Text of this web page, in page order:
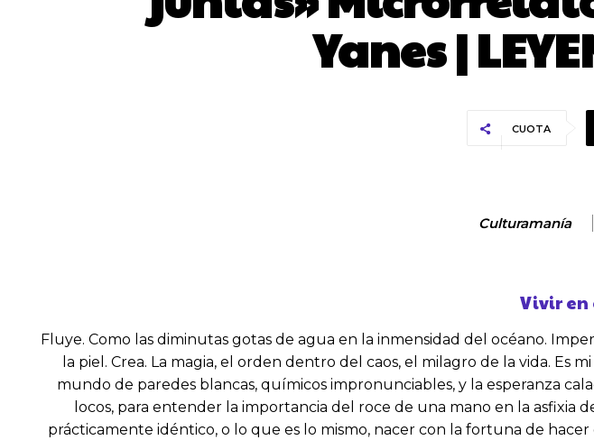
Yanes |
CUOTA
Culturamanía
Vivir en
Fluye. Como las diminutas gotas de agua en la inmensidad del océano.
la piel. Crea. La magia, el orden dentro del caos, el milagro de la vida.
mundo de paredes blancas, químicos impronunciables, y la esperanza
locos, para entender la importancia del roce de una mano en la asfixia
prácticamente idéntico, o lo que es lo mismo, nacer con la fortuna de